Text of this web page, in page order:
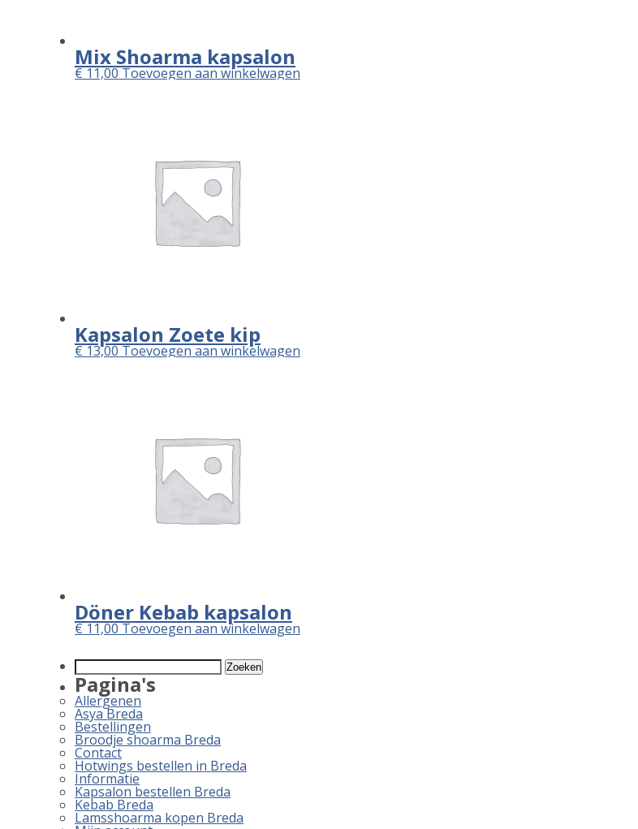
Mix Shoarma kapsalon
€11,00Toevoegen aan winkelwagen
Kapsalon Zoete kip
€13,00Toevoegen aan winkelwagen
Döner Kebab kapsalon
€11,00Toevoegen aan winkelwagen
Zoeken
naar:
Pagina's
Allergenen
Asya Breda
Bestellingen
Broodje shoarma Breda
Contact
Hotwings bestellen in Breda
Informatie
Kapsalon bestellen Breda
Kebab Breda
Lamsshoarma kopen Breda